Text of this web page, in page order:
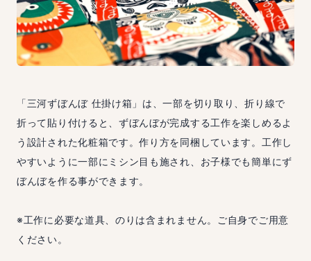
「三河ずぼんぼ 仕掛け箱」は、一部を切り取り、折り線で
折って貼り付けると、ずぼんぼが完成する工作を楽しめるよ
う設計された化粧箱です。作り方を同梱しています。工作し
やすいように一部にミシン目も施され、お子様でも簡単にず
ぼんぼを作る事ができます。
※工作に必要な道具、のりは含まれません。ご自身でご用意
ください。